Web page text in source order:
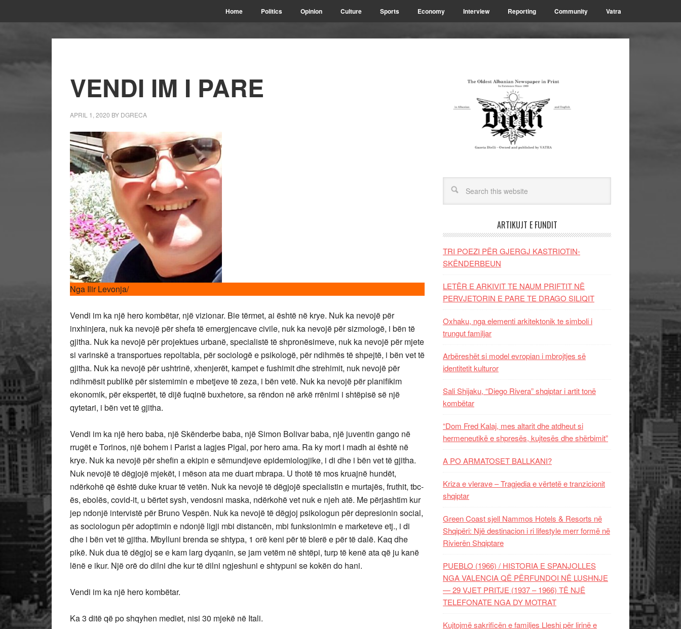
Home Politics Opinion Culture Sports Economy Interview Reporting Community Vatra
VENDI IM I PARE
APRIL 1, 2020 BY DGRECA
Nga Ilir Levonja/
Vendi im ka një hero kombëtar, një vizionar. Bie tërmet, ai është në krye. Nuk ka nevojë për
inxhinjera, nuk ka nevojë për shefa të emergjencave civile, nuk ka nevojë për sizmologë, i bën të
gjitha. Nuk ka nevojë për projektues urbanë, specialistë të shpronësimeve, nuk ka nevojë për mjete
si varinskë a transportues repoltabla, për sociologë e psikologë, për ndihmës të shpejtë, i bën vet të
gjitha. Nuk ka nevojë për ushtrinë, xhenjerët, kampet e fushimit dhe strehimit, nuk nevojë për
ndihmësit publikë për sistemimin e mbetjeve të zeza, i bën vetë. Nuk ka nevojë për planifikim
ekonomik, për ekspertët, të dijë fuqinë buxhetore, sa rëndon në arkë rrënimi i shtëpisë së një
qytetari, i bën vet të gjitha.
Vendi im ka një hero baba, një Skënderbe baba, një Simon Bolivar baba, një juventin gango në
rrugët e Torinos, një bohem i Parist a lagjes Pigal, por hero ama. Ra ky mort i madh ai është në
krye. Nuk ka nevojë për shefin a ekipin e sëmundjeve epidemiologjike, i di dhe i bën vet të gjitha.
Nuk nevojë të dëgjojë mjekët, i mëson ata me duart mbrapa. U thotë të mos kruajnë hundët,
ndërkohë që është duke kruar të vetën. Nuk ka nevojë të dëgjojë specialistin e murtajës, fruthit, tbc-
ës, ebolës, covid-it, u bërtet sysh, vendosni maska, ndërkohë vet nuk e njeh atë. Me përjashtim kur
jep ndonjë intervistë për Bruno Vespën. Nuk ka nevojë të dëgjoj psikologun për depresionin social,
as sociologun për adoptimin e ndonjë ligji mbi distancën, mbi funksionimin e marketeve etj., i di
dhe i bën vet të gjitha. Mbylluni brenda se shtypa, 1 orë keni për të blerë e për të dalë. Kaq dhe
pikë. Nuk dua të dëgjoj se e kam larg dyqanin, se jam vetëm në shtëpi, turp të kenë ata që ju kanë
lënë e ikur. Një orë do dilni dhe kur të dilni ngjeshuni e shtypuni se kokën do hani.
Vendi im ka një hero kombëtar.
Ka 3 ditë që po shqyhen mediet, nisi 30 mjekë në Itali.
ARTIKUJT E FUNDIT
TRI POEZI PËR GJERGJ KASTRIOTIN-
SKËNDERBEUN
LETËR E ARKIVIT TE NAUM PRIFTIT NË
PERVJETORIN E PARE TE DRAGO SILIQIT
Oxhaku, nga elementi arkitektonik te simboli i
trungut familjar
Arbëreshët si model evropian i mbrojtjes së
identitetit kulturor
Sali Shijaku, “Diego Rivera” shqiptar i artit tonë
kombëtar
“Dom Fred Kalaj, mes altarit dhe atdheut si
hermeneutikë e shpresës, kujtesës dhe shërbimit”
A PO ARMATOSET BALLKANI?
Kriza e vlerave – Tragjedia e vërtetë e tranzicionit
shqiptar
Green Coast sjell Nammos Hotels & Resorts në
Shqipëri: Një destinacion i ri lifestyle merr formë në
Rivierën Shqiptare
PUEBLO (1966) / HISTORIA E SPANJOLLES
NGA VALENCIA QË PËRFUNDOI NË LUSHNJE
— 29 VJET PRITJE (1937 – 1966) TË NJË
TELEFONATE NGA DY MOTRAT
Kujtojmë sakrificën e familjes Lleshi për lirinë e